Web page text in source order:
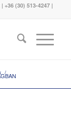
+36 (30) 513-4247 |
/